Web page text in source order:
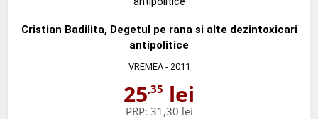
Cristian Badilita, Degetul pe rana si alte dezintoxicari
antipolitice
VREMEA- 2011
25,35 lei
PRP: 31,30 lei